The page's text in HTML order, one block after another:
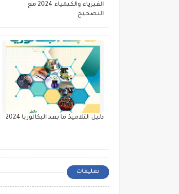
الفيزياء والكيمياء 2024 مع
التصحيح
دليل التلاميذ ما بعد البكالوريا 2024
تعليقات